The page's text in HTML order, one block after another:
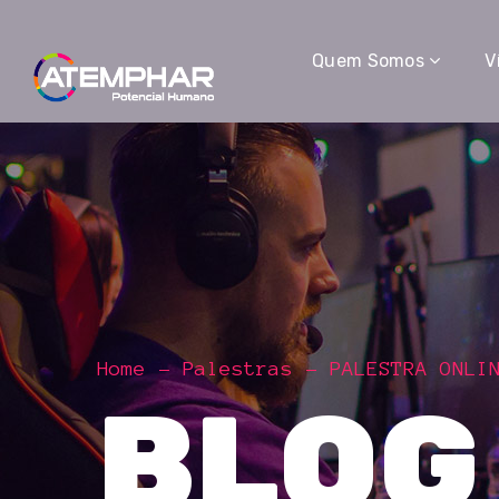
Quem Somos
Home Palestras PALESTRA
BLOG